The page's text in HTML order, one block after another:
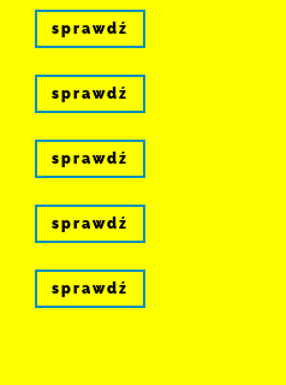
sprawdź
sprawdź
sprawdź
sprawdź
sprawdź